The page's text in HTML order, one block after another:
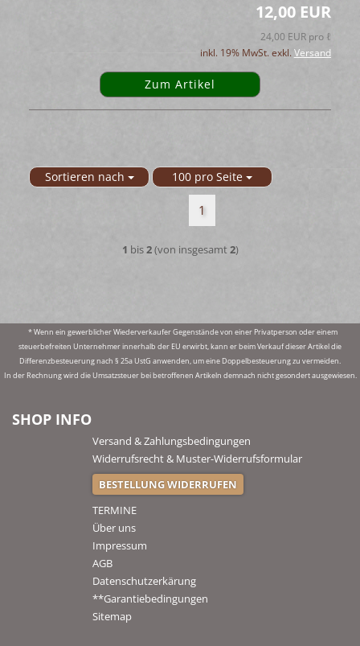
12,00 EUR
24,00 EUR pro ℓ
inkl. 19% MwSt. exkl.Versand
Zum Artikel
Sortieren nach
Sortieren nach 100 pro Seite
pro Seite
1
1 bis2(von insgesamt2)
* Wenn ein gewerblicher Wiederverkaufer Gegenstände von einer Privatperson oder einem
steuerbefreiten Unternehmer innerhalb der EU erwirbt, kann er beim Verkauf dieser Artikel die
Differenzbesteuerung nach § 25a UstG anwenden, um eine Doppelbesteuerung zu vermeiden.
In der Rechnung wird die Umsatzsteuer bei betroffenen Artikeln demnach nicht gesondert ausgewiesen.
SHOP INFO
Versand & Zahlungsbedingungen
Widerrufsrecht & Muster-Widerrufsformular
BESTELLUNG WIDERRUFEN
TERMINE
Über uns
Impressum
AGB
Datenschutzerkärung
**Garantiebedingungen
Sitemap